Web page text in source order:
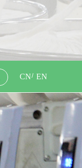
CN EN
/